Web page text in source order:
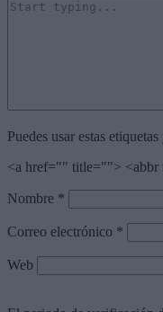
Puedes usar estas
<a href="" title=""> <abbr
Nombre *
Correo electrónico *
Web